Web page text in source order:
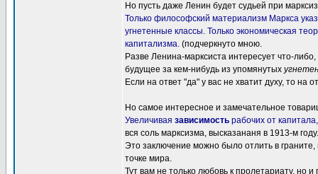
Но пусть даже Ленин будет судьей при
Только философский материализм Маркса
угнетенные классы. Только экономическая
капитализма. (подчеркнуто мною.
Разве Ленина-марксиста интересует что-
будущее за кем-нибудь из упомянутых
Если на ответ "да" у вас не хватит духу, то на
Но самое интересное и замечательное
Увеличивая зависимость рабочих от
вся соль марксизма, высказананя в 1913-м году.
Это заключение можно было отлить в
точке мира.
Тут вам не только любовь к пролетариату, но